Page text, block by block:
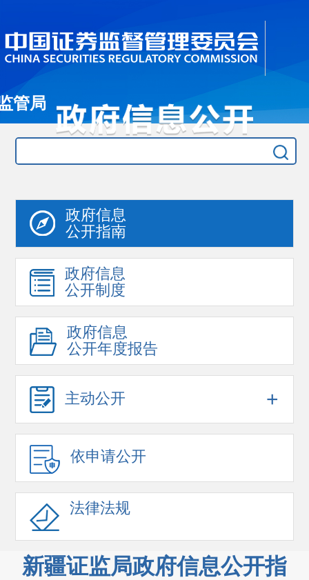
管局
政府信息
公开指南
政府信息
公开制度
政府信息
公开年度报告
主动公开 +
依申请公开
法律法规
新疆证监局政府信息公开指